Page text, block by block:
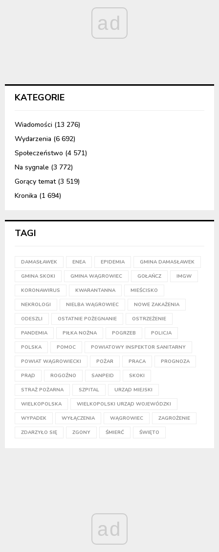
ad
KATEGORIE
Wiadomości (13 276)
Wydarzenia (6 692)
Społeczeństwo (4 571)
Na sygnale (3 772)
Gorący temat(3 519)
Kronika (1 694)
TAGI
DAMASŁAWEK ENEA EPIDEMIA GMINA DAMASŁAWEK
GMINA SKOKI GMINA WĄGROWIEC GOŁAŃCZ IMGW
KORONAWIRUS KWARANTANNA MIEŚCISKO
NEKROLOGI NIELBA WĄGROWIEC NOWE ZAKAŻENIA
ODESZLI OSTATNIE POŻEGNANIE OSTRZEŻENIE
PANDEMIA PIŁKA NOŻNA POGRZEB POLICJA
POLSKA POMOC POWIATOWY INSPEKTOR SANITARNY
POWIAT WĄGROWIECKI POŻAR PRACA PROGNOZA
PRĄD ROGOŹNO SANPEID SKOKI
STRAŻ POŻARNA SZPITAL URZĄD MIEJSKI
WIELKOPOLSKA WIELKOPOLSKI URZĄD WOJEWÓDZKI
WYPADEK WYŁĄCZENIA WĄGROWIEC ZAGROŻENIE
ZDARZYŁO SIĘ ZGONY ŚMIERĆ ŚWIĘTO
ad